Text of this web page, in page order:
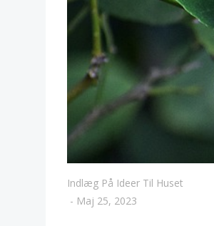
Indlæg På Ideer Til Huset
- Maj 25, 2023